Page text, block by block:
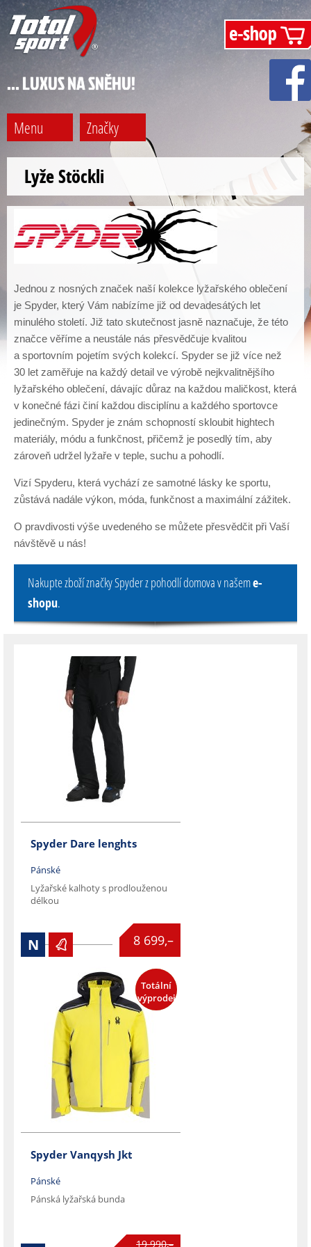
… LUXUS NA SNĚHU!
Menu Značky
Lyže Stöckli
Posledním přírůstkem do našeho portfolialyží , kde se
zaměřujeme zejména na nejvyšší kvalitu je značka
založená truhlářem Josefem Stöckli v roce 1935, která
dnes patří k již tradičním výrobcům lyží a lyžařského
materiálu, a jako jedna z mála odolala konkurenci velkých
koncentrována v nových výrobních prostorách ve městě
Malters nedaleko Luzernu.
Jednou z nosných značek naší kolekce lyžařského oblečení
je Spyder, který Vám nabízíme již od devadesátých let
minulého století. Již tato skutečnost jasně naznačuje, že této
značce věříme a neustále nás přesvědčuje kvalitou
a sportovním pojetím svých kolekcí. Spyder se již více než
30 let zaměřuje na každý detail ve výrobě nejkvalitnějšího
lyžařského oblečení, dávajíc důraz na každou maličkost, která
v konečné fázi činí každou disciplínu a každého sportovce
jedinečným. Spyder je znám schopností skloubit hightech
materiály, módu a funkčnost, přičemž je posedlý tím, aby
zároveň udržel lyžaře v teple, suchu a pohodlí.
Vizí Spyderu, která vychází ze samotné lásky ke sportu,
zůstává nadále výkon, móda, funkčnost a maximální zážitek.
O pravdivosti výše uvedeného se můžete přesvědčit při Vaší
návštěvě u nás!
Nakupte zboží značky Spyder z pohodlí domova v našeme-
shopu.
Spyder Dare lenghts
Pánské
Lyžařské kalhoty s prodlouženou
délkou
N 

8 699,–
%
SLEVA
Totální
výprodej
Spyder Vanqysh Jkt
Pánské
Pánská lyžařská bunda
 19 990,–